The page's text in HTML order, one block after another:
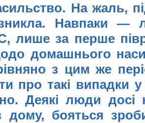
На жаль,
Навпаки —
за перше
домашнього
з цим же
про такі випадки
Деякі люди досі
дому, бояться